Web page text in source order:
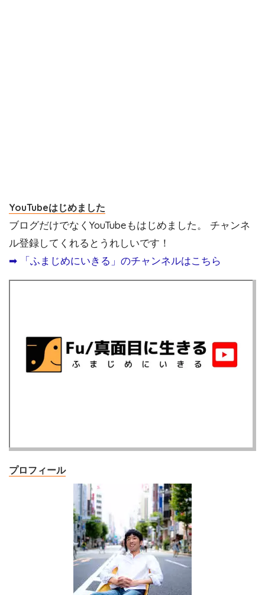
YouTubeはじめました
ブログだけでなくYouTubeもはじめました。 チャンネ
ル登録してくれるとうれしいです！
➡︎ 「ふまじめにいきる」のチャンネルはこちら
プロフィール